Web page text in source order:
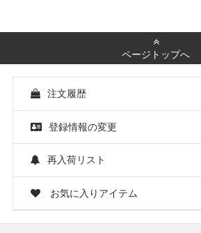
ページトップへ
注文履歴
登録情報の変更
再入荷リスト
お気に入りアイテム